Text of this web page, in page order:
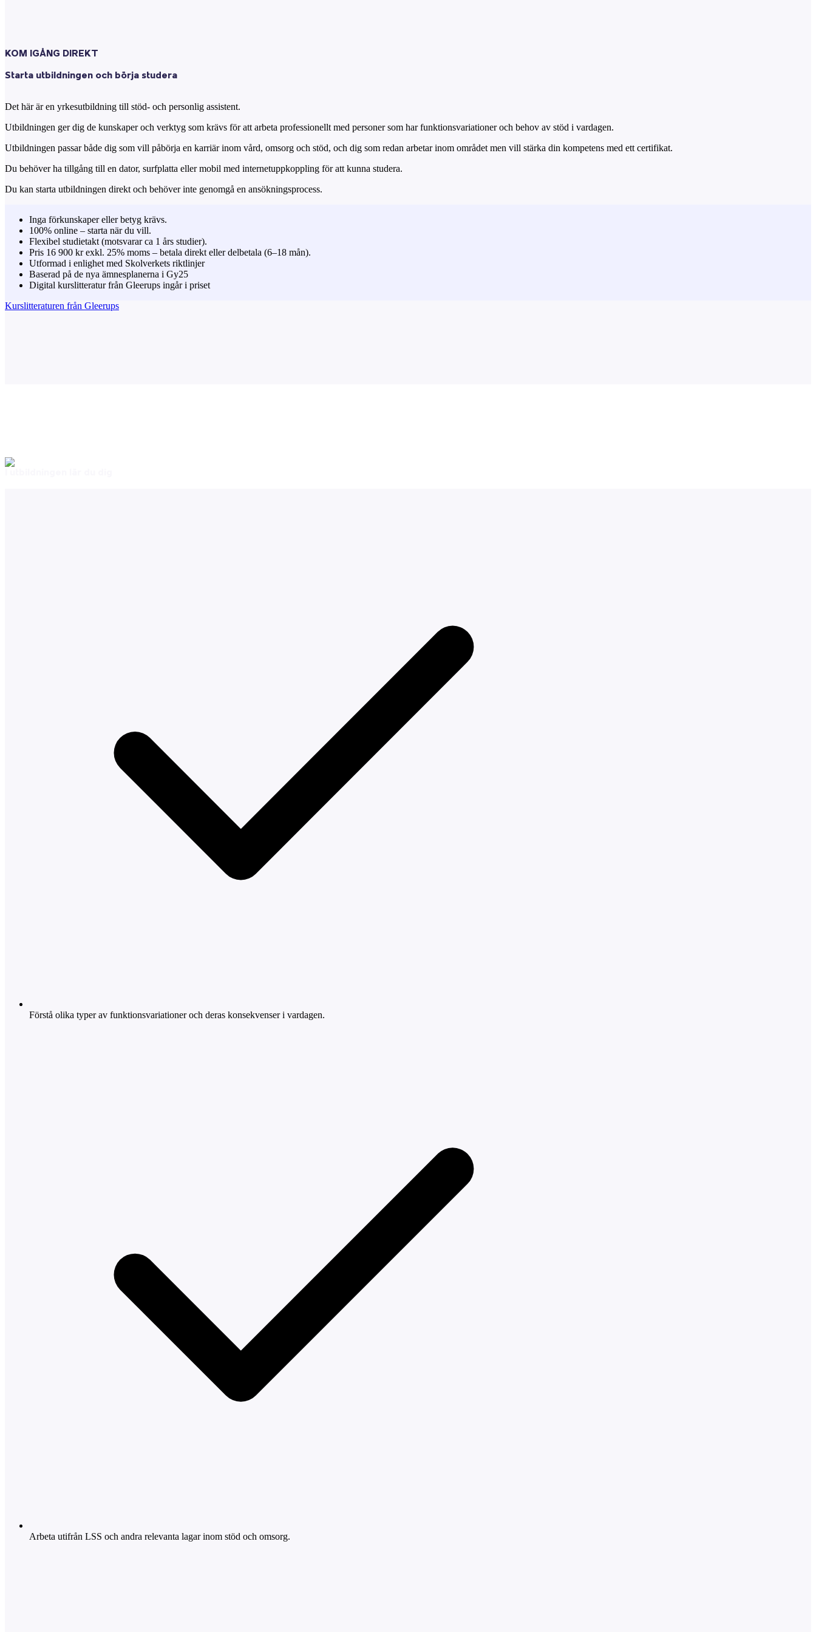
KOM IGÅNG DIREKT
Starta utbildningen och börja studera
Det här är en yrkesutbildning till stöd- och personlig assistent.
Utbildningen ger dig de kunskaper och verktyg som krävs för att arbeta professionellt med personer som har funktionsvariationer och behov av stöd i vardagen.
Utbildningen passar både dig som vill påbörja en karriär inom vård, omsorg och stöd, och dig som redan arbetar inom området men vill stärka din kompetens med ett certifikat.
Du behöver ha tillgång till en dator, surfplatta eller mobil med internetuppkoppling för att kunna studera.
Du kan starta utbildningen direkt och behöver inte genomgå en ansökningsprocess.
Inga förkunskaper eller betyg krävs.
100% online – starta när du vill.
Flexibel studietakt (motsvarar ca 1 års studier).
Pris 16 900 kr exkl. 25% moms – betala direkt eller delbetala (6–18 mån).
Utformad i enlighet med Skolverkets riktlinjer
Baserad på de nya ämnesplanerna i Gy25
Digital kurslitteratur från Gleerups ingår i priset
Kurslitteraturen från Gleerups
Förstå olika typer av funktionsvariationer och deras konsekvenser i vardagen.
Arbeta utifrån LSS och andra relevanta lagar inom stöd och omsorg.